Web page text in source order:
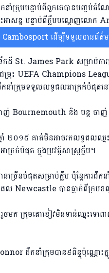
នាំក្រុមបន្ទាប់ពីពួកគេបានបញ្
ាសន្ន បន្ទាប់ពីក្លឹបបណ្តេញលោ
ដើម្បីទទួលបានព័ត៌
St. James Park សម្រាប់កា
រុះ UEFA Champions
នាំក្រុមទទួលលទ្ធផលអាក្រក់បំផុតនៅ
ញ់ Bournemouth និង បន្ត ច
២០១៥ គាត់មិនអាចរកលទ្ធផលឈ្
ក់បំផុត ក្នុងប្រវត្តិសាស្ត្រក្លឹប។
រើនបំផុតសម្រាប់ក្លឹប ប៉ុន្តែការដឹ
ផល Newcastle បានធ្លាក់ពីក្រ
មក ក្រុមតោខៀវមិនទាន់ឈ្នះទេព
ដឹកនាំក្រុមបាន៩ពិន្ទុប៉ុណ្ណោះ